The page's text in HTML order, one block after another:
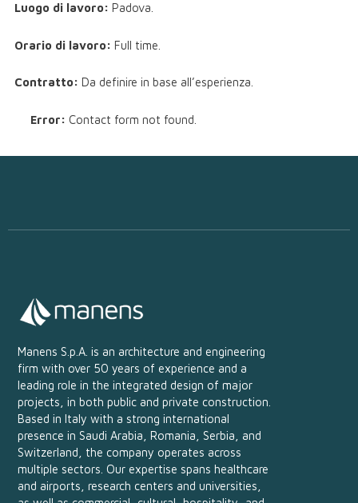
Luogo di lavoro: Padova.
Orario di lavoro: Full time.
Contratto: Da definire in base all’esperienza.
Error: Contact form not found.
Manens S.p.A. is an architecture and engineering
firm with over 50 years of experience and a
leading role in the integrated design of major
projects, in both public and private construction.
Based in Italy with a strong international
presence in Saudi Arabia, Romania, Serbia, and
Switzerland, the company operates across
multiple sectors. Our expertise spans healthcare
and airports, research centers and universities,